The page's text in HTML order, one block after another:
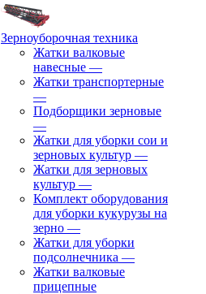
Зерноуборочная техника
Жатки валковые
навесные —
Жатки транспортерные
—
Подборщики зерновые
—
Жатки для уборки сои и
зерновых культур —
Жатки для зерновых
культур —
Комплект оборудования
для уборки кукурузы на
зерно —
Жатки для уборки
подсолнечника —
Жатки валковые
прицепные